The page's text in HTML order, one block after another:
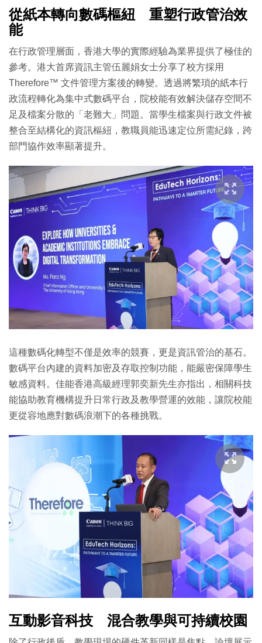
從紙本轉向數碼樞紐 重塑行政管治效
能
在行政管理層面，香港大學的實際經驗為業界提供了極佳的
參考。港大首席資訊主管伍麗娟女士分享了校方採用
Therefore™ 文件管理方案後的轉變。透過將繁瑣的紙本行
政流程轉化為集中式數碼平台，院校能有效解決儲存空間不
足及檔案分散的「老難大」問題。當學生檔案與行政文件被
整合至結構化的資訊樞紐，教職員能迅速定位所需紀錄，跨
部門協作效率顯著提升。
這種數碼化轉型不僅是效率的競賽，更是資訊管治的基石。
數碼平台內建的資料加密及存取控制功能，能嚴密保障學生
敏感資料。佳能香港高級經理郭奕新先生亦指出，相關科技
能協助教育機構提升日常行政及教學營運的效能，讓院校能
更從容地應對數碼浪潮下的各種挑戰。
互動影音科技 混合教學與可持續校園